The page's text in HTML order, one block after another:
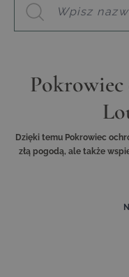
Dzięki temu Pokrowiec
złą pogodą, ale także